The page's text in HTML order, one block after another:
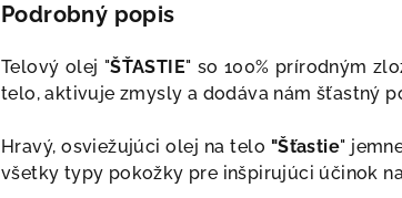
Podrobný popis
Telový olej "ŠŤASTIE" so 100% prírodným
telo, aktivuje zmysly a dodáva nám šťastný
Hravý, osviežujúci olej na telo "Šťastie"
všetky typy pokožky pre inšpirujúci účinok